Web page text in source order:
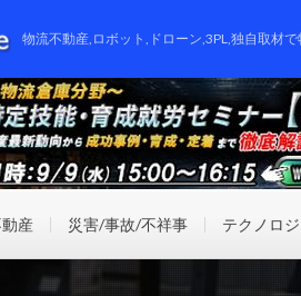
物流不動産,ロボット,ドローン,3PL,独自取材
産 災害/事故/不祥事 テクノロ